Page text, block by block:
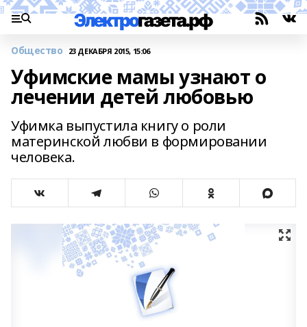
Общество 23 ДЕКАБРЯ 2015, 15:06
Уфимские мамы узнают о
лечении детей любовью
Уфимка выпустила книгу о роли
материнской любви в формировании
человека.